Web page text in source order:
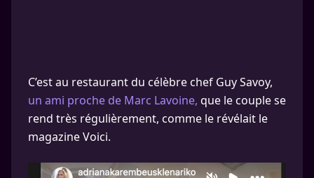
C’est au restaurant du célèbre chef Guy Savoy,
un ami proche de Marc Lavoine, que le couple se
rend très régulièrement, comme le révélait le
magazine Voici.